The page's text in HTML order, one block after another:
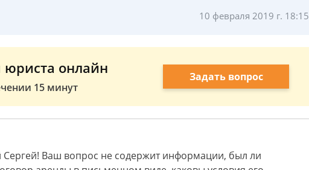
10 февраля 2019 г. 18:15
юриста онлайн
15 минут
Задать вопрос
Ваш вопрос не содержит информации, был ли